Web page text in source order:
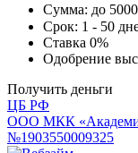
Сумма: до
Срок: 1 - 50
Ставка 0%
Одобрение
Получить деньги
ЦБ РФ
ООО МКК
№1903550009325